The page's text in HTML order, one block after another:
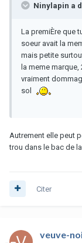
Ninylapin a
La premiÈre que
soeur avait la
mais petite
la meme
vraiment
sol
Autrement elle peut
trou dans le bac de
Citer
veuve-